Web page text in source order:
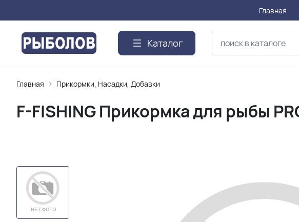
Главная
Каталог
Главная Прикормки, Насадки, Добавки
F-FISHING Прикормка для рыбы